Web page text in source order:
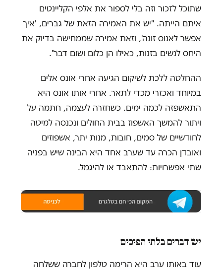
שתוכל לזכור וזה בלי לספור את אלפי הקליינטים
איתם הייתה. "יש את האמירה הזאת של גברים, 'איך
אפשר לאנוס זונה', וזאת אמירה שממחישה בדיוק את
היחס לנשים בזנות, כאילו הן כלום ושום דבר".
ההחלטה ללכת לשיקום הגיעה אחרי אונס אלים
במיוחד ואכזרי מכדי לתאר. אחרי אותו אונס היא
התאשפזה לכמה ימים. כשחזרה לעצמה, חתמה על
ויתור להמשך האשפוז בבית החולים ונכנסה למיטה
לחודשיים של סמים, חובות, מנות יתר, אשפוזים
ואובדן הכרה עד שערב אחד היא הבינה שיש בפניה
שתי אפשרויות: להתאבד או להיגמל.
יש דברים בלתי הפיכים
עוד באותו ערב היא הרימה טלפון לחברה ששלחה